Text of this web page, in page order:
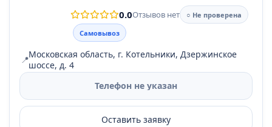
0.0Отзывов нет
○ Не проверена
Самовывоз
📍Московская область, г. Котельники, Дзержинское
шоссе, д. 4
Телефон не указан
Оставить заявку